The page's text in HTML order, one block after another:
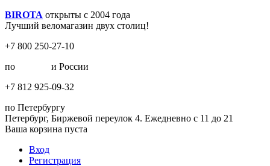
BIROTA открыты с 2004 года
Лучший веломагазин двух столиц!
+7 800 250-27-10
по
и России
+7 812 925-09-32
по Петербургу
Петербург, Биржевой переулок 4. Ежедневно с 11 до 21
Ваша корзина пуста
Вход
Регистрация